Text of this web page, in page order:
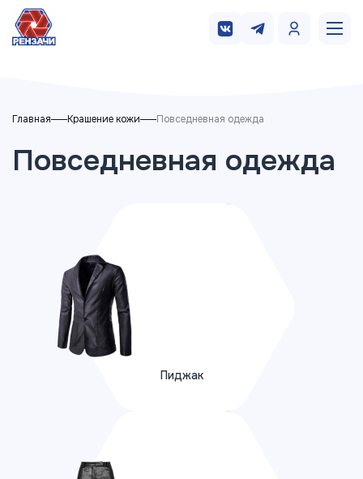
Главная Крашение кожи Повседневная одежда
Повседневная одежда
Пиджак
ПОДРОБНЕЕ